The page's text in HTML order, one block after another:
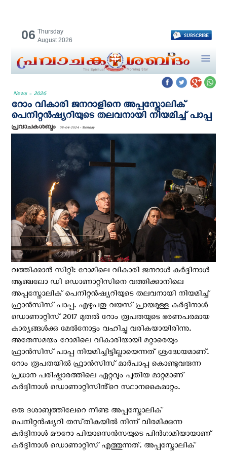
06 Thursday
August 2026
News - 2026
റോം വികാരി ജനറാളിനെ അപ്പസ്തോലിക്
പെനിറ്റൻഷ്യറിയുടെ തലവനായി നിയമിച്ച് പാപ്പ
പ്രവാചകശബ്ദം 08-04-2024 - Monday
വത്തിക്കാന്‍ സിറ്റി: റോമിലെ വികാരി ജനറാള്‍ കർദ്ദിനാൾ
ആഞ്ചലോ ഡി ഡൊണാറ്റിസിനെ വത്തിക്കാനിലെ
അപ്പസ്തോലിക് പെനിറ്റൻഷ്യറിയുടെ തലവനായി നിയമിച്ച്
ഫ്രാന്‍സിസ് പാപ്പ. എഴുപതു വയസ് പ്രായമുള്ള കർദ്ദിനാൾ
ഡൊണാറ്റിസ് 2017 മുതൽ റോം രൂപതയുടെ ഭരണപരമായ
കാര്യങ്ങള്‍ക്കു മേൽനോട്ടം വഹിച്ചു വരികയായിരിന്നു.
അതേസമയം റോമിലെ വികാരിയായി മറ്റാരെയും
ഫ്രാന്‍സിസ് പാപ്പ നിയമിച്ചിട്ടില്ലായെന്നത് ശ്രദ്ധേയമാണ്.
റോം രൂപതയില്‍ ഫ്രാൻസിസ് മാർപാപ്പ കൊണ്ടുവരുന്ന
പ്രധാന പരിഷ്കാരത്തിലെ ഏറ്റവും പുതിയ മാറ്റമാണ്
കര്‍ദ്ദിനാള്‍ ഡൊണാറ്റിസിൻ്റെ സ്ഥാനകൈമാറ്റം.
ഒരു ദശാബ്ദത്തിലേറെ നീണ്ട അപ്പസ്തോലിക്
പെനിറ്റൻഷ്യറി തസ്‌തികയിൽ നിന്ന് വിരമിക്കുന്ന
കർദ്ദിനാൾ മൗറോ പിയാസെൻസയുടെ പിൻഗാമിയായാണ്
കര്‍ദ്ദിനാള്‍ ഡൊണാറ്റിസ് എത്തുന്നത്. അപ്പസ്തോലിക്